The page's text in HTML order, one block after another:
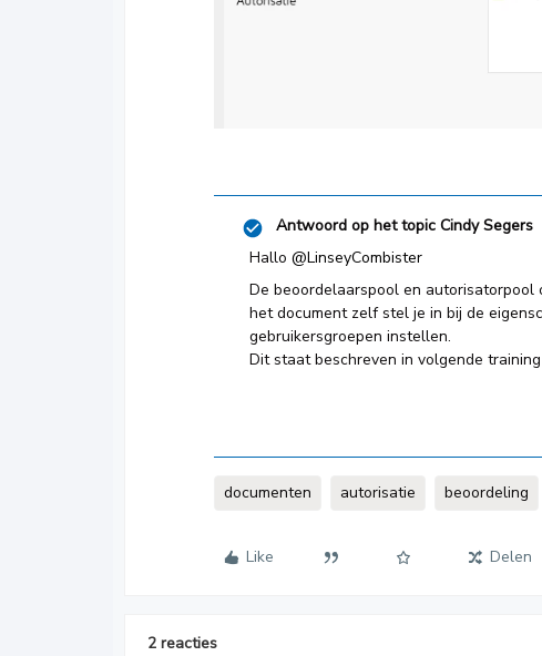
Antwoord op het topic Cindy Segers
Hallo ​ @LinseyCombister
De beoordelaarspool en
het document zelf stel je in bij de
gebruikersgroepen instellen.
Dit staat beschreven in volgende training
documenten autorisatie beoordeling
Like Delen
2 reacties